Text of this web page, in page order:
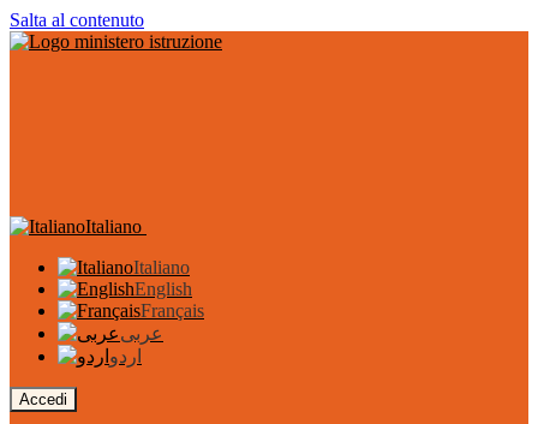
Salta al contenuto
Italiano
Italiano
English
Français
عربى
اردو
Accedi